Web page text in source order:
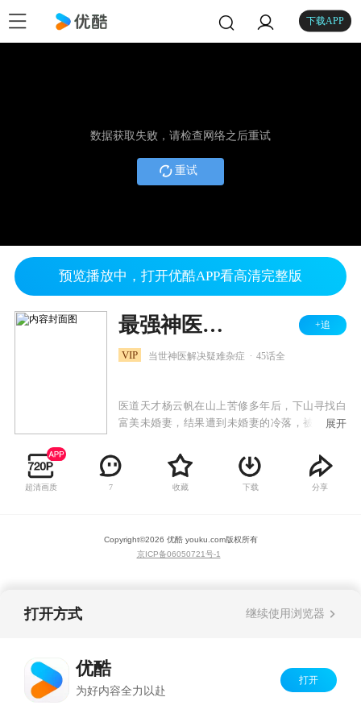
下载APP
数据获取失败，请检查网络之后重试
重试
预览播放中，打开优酷APP看高清完整版
最强神医混都市 +追
VIP 当世神医解决疑难杂症 45话全
医道天才杨云帆在山上苦修多年后，下山寻找白
富美未婚妻，结果遭到未婚妻的冷落，被视作乡
通通，却身怀绝技，任何疑难杂症到他面前都手
到病除，各种奇遇和危险迎刃而解。众人对他刮
目相看，未婚妻以及各路美女投怀送抱，而他秉
展开
超清画质 7 收藏 下载 分享
Copyright©2026 优酷 youku.com版权所有
京ICP备06050721号-1
打开方式 继续使用浏览器
优酷
为好内容全力以赴
打开